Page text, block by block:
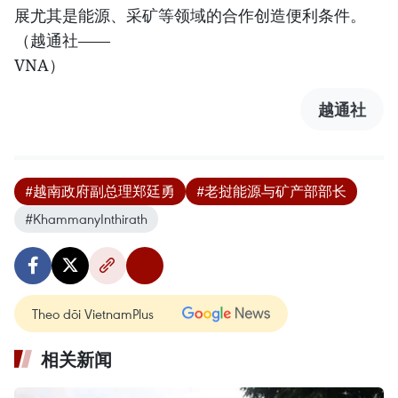
展尤其是能源、采矿等领域的合作创造便利条件。
（越通社——
VNA）
越通社
#越南政府副总理郑廷勇
#老挝能源与矿产部部长
#KhammanyInthirath
Theo dõi VietnamPlus
相关新闻